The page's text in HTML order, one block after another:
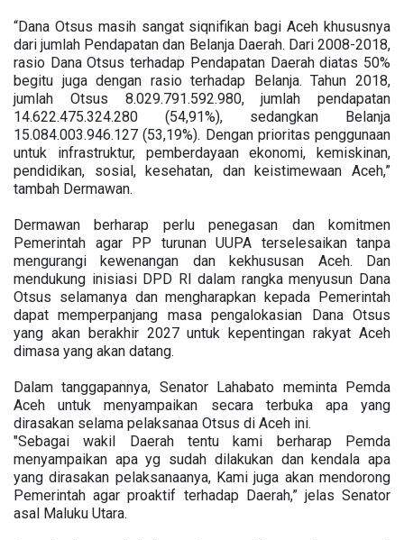
“Dana Otsus masih sangat siqnifikan bagi Aceh khususnya
dari jumlah Pendapatan dan Belanja Daerah. Dari 2008-2018,
rasio Dana Otsus terhadap Pendapatan Daerah diatas 50%
begitu juga dengan rasio terhadap Belanja. Tahun 2018,
jumlah Otsus 8.029.791.592.980, jumlah pendapatan
14.622.475.324.280 (54,91%), sedangkan Belanja
15.084.003.946.127 (53,19%). Dengan prioritas penggunaan
untuk infrastruktur, pemberdayaan ekonomi, kemiskinan,
pendidikan, sosial, kesehatan, dan keistimewaan Aceh,”
tambah Dermawan.
Dermawan berharap perlu penegasan dan komitmen
Pemerintah agar PP turunan UUPA terselesaikan tanpa
mengurangi kewenangan dan kekhususan Aceh. Dan
mendukung inisiasi DPD RI dalam rangka menyusun Dana
Otsus selamanya dan mengharapkan kepada Pemerintah
dapat memperpanjang masa pengalokasian Dana Otsus
yang akan berakhir 2027 untuk kepentingan rakyat Aceh
dimasa yang akan datang.
Dalam tanggapannya, Senator Lahabato meminta Pemda
Aceh untuk menyampaikan secara terbuka apa yang
dirasakan selama pelaksanaa Otsus di Aceh ini.
"Sebagai wakil Daerah tentu kami berharap Pemda
menyampaikan apa yg sudah dilakukan dan kendala apa
yang dirasakan pelaksanaanya, Kami juga akan mendorong
Pemerintah agar proaktif terhadap Daerah,” jelas Senator
asal Maluku Utara.